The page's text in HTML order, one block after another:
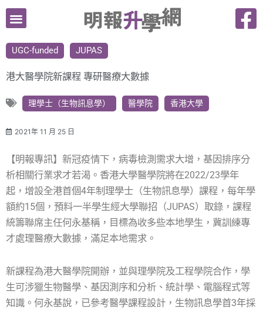
跳
要
內
UGC-funded JUPAS
港大醫學院新課程 專研醫療大數據
理學士（生物訊息學） 醫學院 香港大學
2021年 11 月 25 日
【明報專訊】新冠疫情下，病毒檢測需求大增，基因排序分
析相關行業求才若渴。香港大學醫學院將在2022/23學年
起，增設全港首個4年制理學士（生物訊息學）課程，每年學
額約15個，預料一半學生經大學聯招（JUPAS）取錄，課程
統籌聯席主任何永基稱，目標為收多些本地學生，冀訓練專
才處理醫療大數據，滿足本地需求。
新課程為港大醫學院開辦，並與理學院及工程學院合作，學
生可涉獵生物醫學、基因測序和分析、統計學、電腦程式等
知識。何永基說，已參考醫學課程設計，生物訊息學首3年採